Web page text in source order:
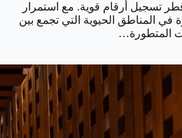
تسجيل أرقام قوية. مع استمرار
في المناطق الحيوية التي تجمع بين
المتطورة…